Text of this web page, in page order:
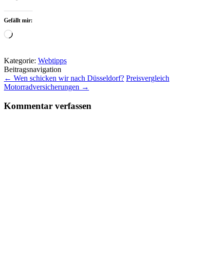
Gefällt mir:
Wird
Kategorie: Webtipps
Beitragsnavigation
← Wen schicken wir nach Düsseldorf? Preisvergleich
Motorradversicherungen →
Kommentar verfassen